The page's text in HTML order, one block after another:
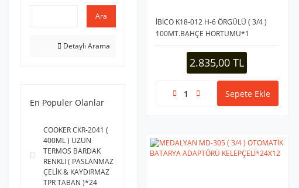
Ara
Detaylı Arama
En Populer Olanlar
COOKER CKR-2041 (
400ML ) UZUN
TERMOS BARDAK
RENKLİ ( PASLANMAZ
ÇELİK & KAYDIRMAZ
TPR TABAN )*24
İBİCO K18-012 H-6 ÖRGÜLÜ ( 3/4 )
100MT.BAHÇE HORTUMU*1
2.835,00 TL
Sepete Ekle